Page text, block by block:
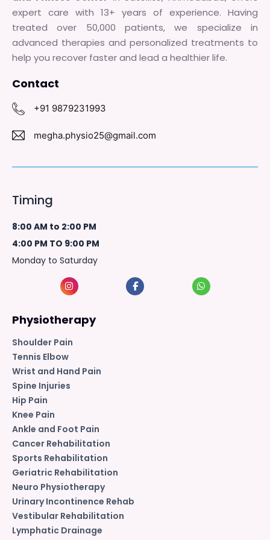
expert care with 13+ years of experience. Having
treated over 50,000 patients, we specialize in
advanced therapies and personalized treatments to
help you recover faster and lead a healthier life.
Contact
+91 9879231993
megha.physio25@gmail.com
Timing
8:00 AM to 2:00 PM
4:00 PM TO 9:00 PM
Monday to Saturday
Physiotherapy
Shoulder Pain
Tennis Elbow
Wrist and Hand Pain
Spine Injuries
Hip Pain
Knee Pain
Ankle and Foot Pain
Cancer Rehabilitation
Sports Rehabilitation
Geriatric Rehabilitation
Neuro Physiotherapy
Urinary Incontinence Rehab
Vestibular Rehabilitation
Lymphatic Drainage